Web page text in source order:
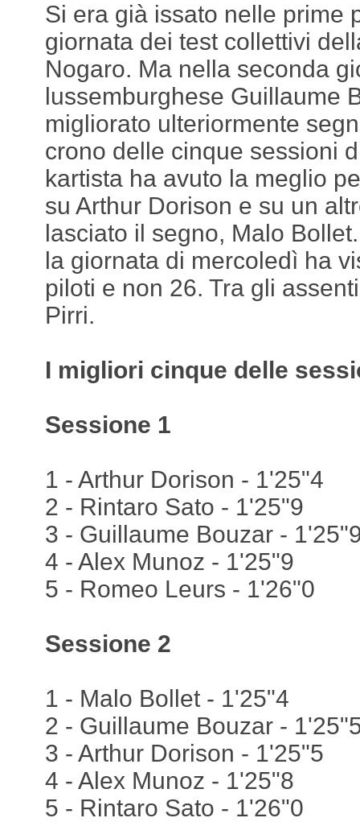
Si era già issato nelle prime
giornata dei test collettivi
Nogaro. Ma nella seconda
lussemburghese Guillaume
migliorato ulteriormente
crono delle cinque sessioni
kartista ha avuto la meglio
su Arthur Dorison e su un
lasciato il segno, Malo
la giornata di mercoledì ha
piloti e non 26. Tra gli
Pirri.
I migliori cinque delle
Sessione 1
1 - Arthur Dorison - 1'25"4
2 - Rintaro Sato - 1'25"9
3 - Guillaume Bouzar -
4 - Alex Munoz - 1'25"9
5 - Romeo Leurs - 1'26"0
Sessione 2
1 - Malo Bollet - 1'25"4
2 - Guillaume Bouzar -
3 - Arthur Dorison - 1'25"5
4 - Alex Munoz - 1'25"8
5 - Rintaro Sato - 1'26"0